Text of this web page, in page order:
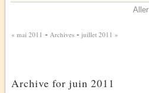
« mai 2011 -Archives - juillet 2011 »
Archive for juin 2011